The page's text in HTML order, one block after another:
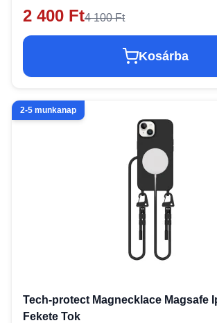
2 400 Ft4 100 Ft
Kosárba
2-5 munkanap
Tech-protect Magnecklace Magsafe
Fekete Tok